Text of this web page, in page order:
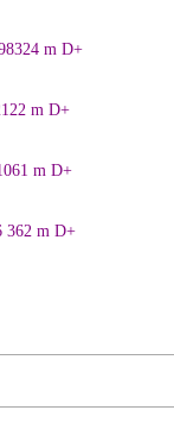
m D+
m D+
m D+
362 m D+